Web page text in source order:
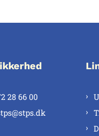
28 66 00